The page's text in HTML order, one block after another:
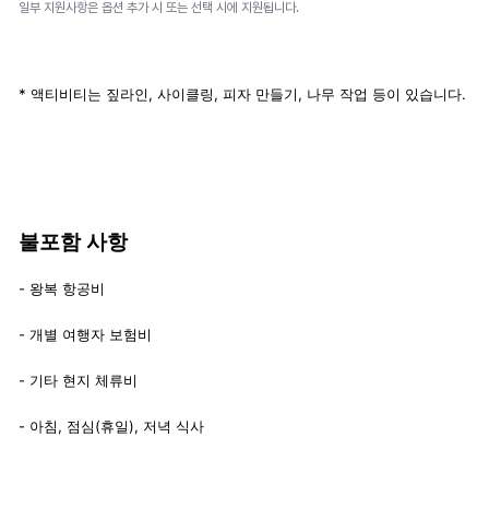
일부 지원사항은 옵션 추가 시 또는 선택 시에 지원됩니다.
* 액티비티는 짚라인, 사이클링, 피자 만들기, 나무 작업 등이 있습니다.
불포함 사항
- 왕복 항공비
- 개별 여행자 보험비
- 기타 현지 체류비
- 아침, 점심(휴일), 저녁 식사